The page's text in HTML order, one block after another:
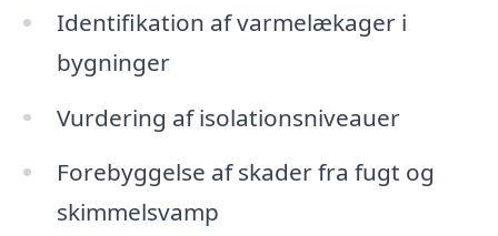
Identifikation af varmelækager i
bygninger
Vurdering af isolationsniveauer
Forebyggelse af skader fra fugt og
skimmelsvamp